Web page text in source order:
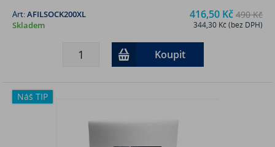
416,50 Kč 490 Kč
344,30 Kč (bez DPH)
Art:AFILSOCK200XL
Skladem
Koupit
Náš TIP